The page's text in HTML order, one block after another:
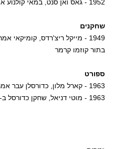
1952 - גאס ואן סנט, במאי קולנוע אמריקאי
שחקנים
1949 - מייקל ריצ'רדס,
בתור קוזמו קרמר
ספורט
1963 - קארל מלון, כדורסלן עבר אמריקאי, ששיחק בליגת ה-NBA
1963 - מוטי דניאל, שחקן כדורסל ב-מכבי תל אביב והפועל חולון